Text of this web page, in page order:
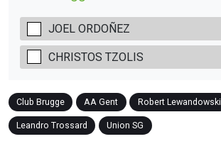
JOEL ORDOÑEZ
CHRISTOS TZOLIS
Club Brugge AA Gent Robert Lewandowski
Leandro Trossard Union SG